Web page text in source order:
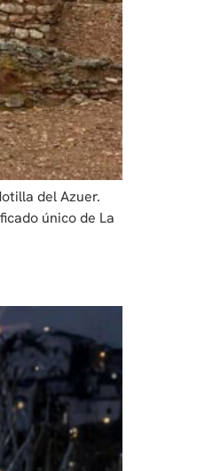
del Azuer.
único de La